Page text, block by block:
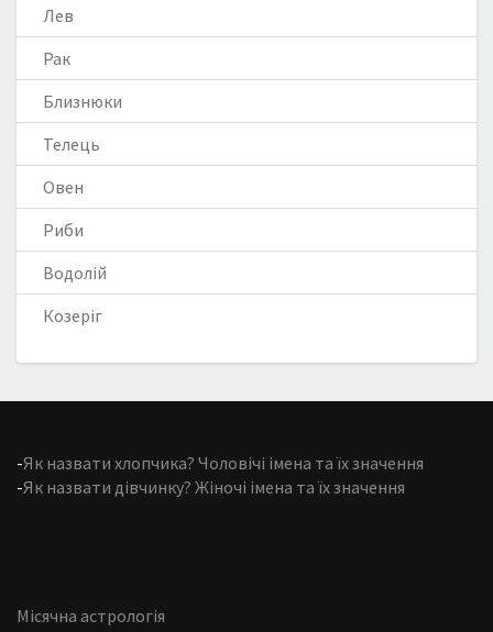
Лев
Рак
Близнюки
Телець
Овен
Риби
Водолій
Козеріг
-Як назвати хлопчика? Чоловічі імена та їх значення
-Як назвати дівчинку? Жіночі імена та їх значення
Місячна астрологія